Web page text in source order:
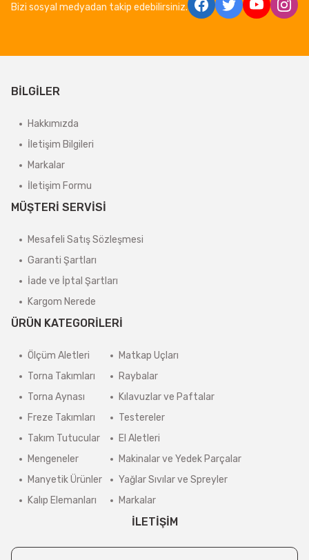
Bizi sosyal medyadan takip edebilirsiniz.
BİLGİLER
Hakkımızda
İletişim Bilgileri
Markalar
İletişim Formu
MÜŞTERİ SERVİSİ
Mesafeli Satış Sözleşmesi
Garanti Şartları
İade ve İptal Şartları
Kargom Nerede
ÜRÜN KATEGORİLERİ
Ölçüm Aletleri
Torna Takımları
Torna Aynası
Freze Takımları
Takım Tutucular
Mengeneler
Manyetik Ürünler
Kalıp Elemanları
Matkap Uçları
Raybalar
Kılavuzlar ve Paftalar
Testereler
El Aletleri
Makinalar ve Yedek Parçalar
Yağlar Sıvılar ve Spreyler
Markalar
İLETİŞİM